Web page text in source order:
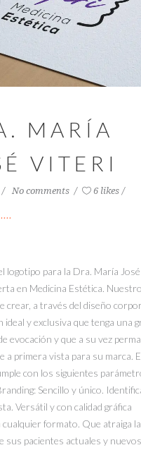
MARÍA
VITERI
No comments 6 likes
logotipo para la Dra. María José
en Medicina Estética. Nuestro
crear, a través del diseño
ideal y exclusiva que tenga una
evocación y que a su vez
a primera vista para su marca.
con los siguientes
Sencillo y único.
Versátil y con calidad gráfica
cualquier formato. Que atraiga la
sus pacientes actuales y